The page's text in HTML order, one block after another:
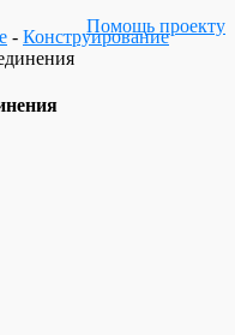
Помощь проекту
- Конструирование